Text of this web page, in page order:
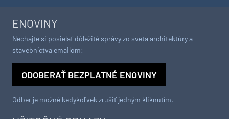
ENOVINY
Nechajte si posielať dôležité správy zo sveta architektúry a
stavebníctva emailom:
ODOBERAŤ BEZPLATNÉ ENOVINY
Odber je možné kedykoľvek zrušiť jedným kliknutím.